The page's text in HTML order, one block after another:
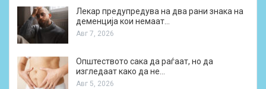
Лекар предупредува на два рани знака на
деменција кои немаат…
Авг 7, 2026
Општеството сака да раѓаат, но да
изгледаат како да не…
Авг 5, 2026